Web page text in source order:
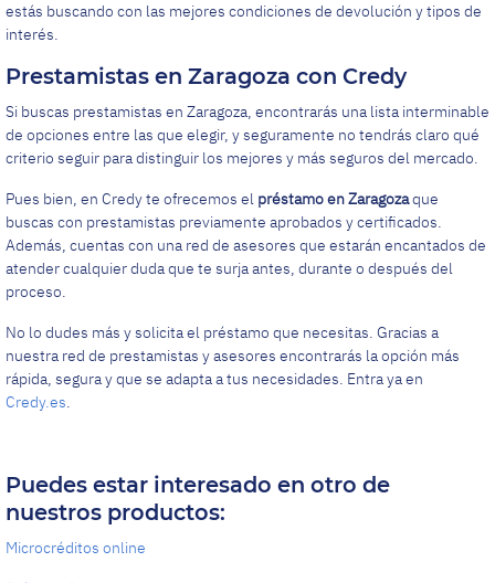
estás buscando con las mejores condiciones de devolución y tipos de
interés.
Prestamistas en Zaragoza con Credy
Si buscas prestamistas en Zaragoza, encontrarás una lista interminable
de opciones entre las que elegir, y seguramente no tendrás claro qué
criterio seguir para distinguir los mejores y más seguros del mercado.
Pues bien, en Credy te ofrecemos el préstamo en Zaragozaque
buscas con prestamistas previamente aprobados y certificados.
Además, cuentas con una red de asesores que estarán encantados de
atender cualquier duda que te surja antes, durante o después del
proceso.
No lo dudes más y solicita el préstamo que necesitas. Gracias a
nuestra red de prestamistas y asesores encontrarás la opción más
rápida, segura y que se adapta a tus necesidades. Entra ya en
Credy.es.
Puedes estar interesado en otro de
nuestros productos:
Microcréditos online